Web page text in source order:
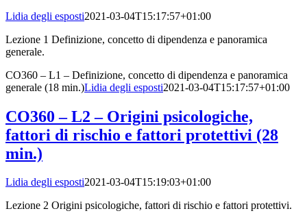
Lidia degli esposti2021-03-04T15:17:57+01:00
Lezione 1 Definizione, concetto di dipendenza e panoramica
generale.
CO360 – L1 – Definizione, concetto di dipendenza e panoramica
generale (18 min.)Lidia degli esposti2021-03-04T15:17:57+01:00
CO360 – L2 – Origini psicologiche,
fattori di rischio e fattori protettivi (28
min.)
Lidia degli esposti2021-03-04T15:19:03+01:00
Lezione 2 Origini psicologiche, fattori di rischio e fattori protettivi.